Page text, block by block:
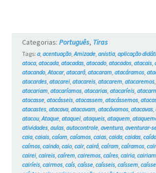
Categorias: Português, Tiras
Tags: a, acentuação, Amizade, anistia, aplicação
ataca, atacada, atacadas, atacado, atacados, atacais,
atacando, Atacar, atacará, atacaram, atacáramos,
atacardes, atacarei, atacareis, atacarem, atacaremos,
atacariam, atacaríamos, atacarias, atacaríeis,
atacasse, atacásseis, atacassem, atacássemos,
atacastes, atacava, atacavam, atacávamos, atacavas,
atacou, Ataque, ataquei, ataqueis, ataquem,
atividades, aulas, autocontrole, aventura, aventurar-
caia, caiais, caíam, caíamos, caias, caida, caidas, caído
caímos, caindo, caio, cair, cairá, caíram, caíramos,
cairei, caireis, caírem, cairemos, caíres, cairia, cairiam,
cairíeis, cairmos, caís, caísse, caísseis, caíssem,